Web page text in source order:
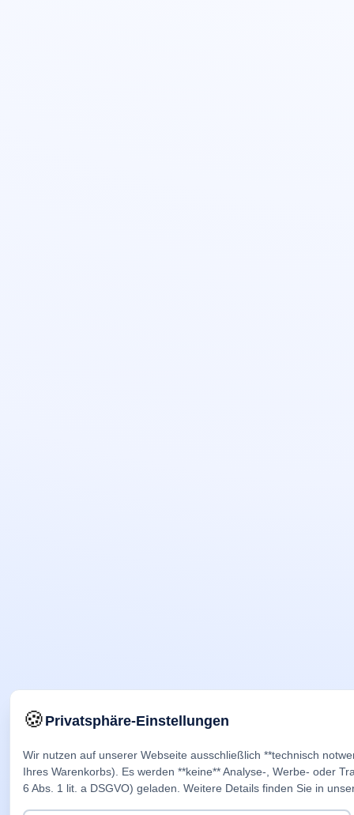
🍪Privatsphäre-Einstellungen
Wir nutzen auf unserer Webseite ausschließlich **technisch
Ihres Warenkorbs). Es werden **keine** Analyse-, Werbe- oder
6 Abs. 1 lit. a DSGVO) geladen. Weitere Details finden Sie in